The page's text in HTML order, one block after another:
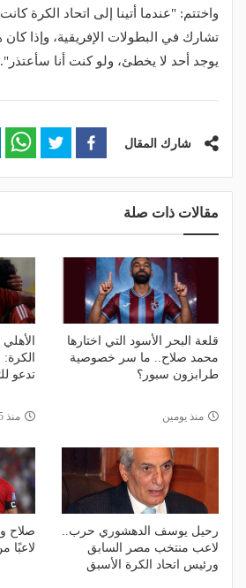
واختتم: "عندما أتينا إلى اتحاد الكرة
تشارك في البطولات الإفريقية، وإذا
يوجد أحد لا يخطئ، ولو كنت أنا سأعتذر".
شارك المقال
مقالات ذات صلة
قلعة البحر الأسود التي اختارها
محمد صلاح.. ما سر خصوصية
طرابزون سبور؟
منذ يومين
تدعو
منذ 5 أيام
رحيل يوسف الدهشوري حرب..
لاعب منتخب مصر السابق
ورئيس اتحاد الكرة الأسبق
لاعبًا من